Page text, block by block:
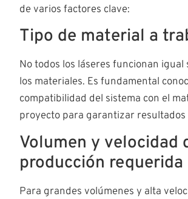
de varios factores clave:
Tipo de material a
No todos los láseres funcionan igual
los materiales. Es fundamental
compatibilidad del sistema con el
proyecto para garantizar resultados
Volumen y velocidad
producción requerida
Para grandes volúmenes y alta